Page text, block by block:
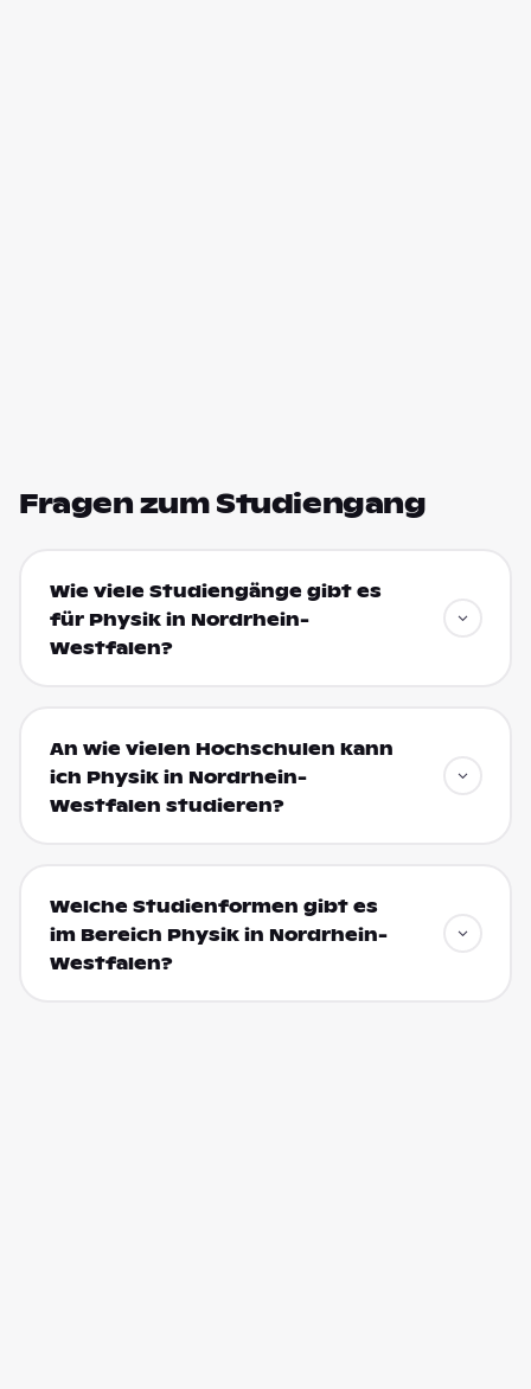
Fragen zum Studiengang
Wie viele Studiengänge gibt es
für Physik in Nordrhein-
Westfalen?
An wie vielen Hochschulen kann
ich Physik in Nordrhein-
Westfalen studieren?
Welche Studienformen gibt es
im Bereich Physik in Nordrhein-
Westfalen?